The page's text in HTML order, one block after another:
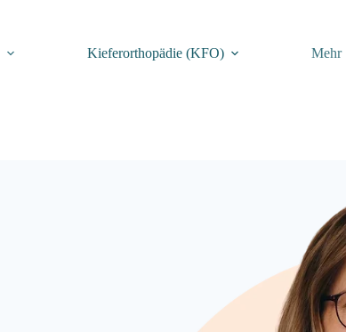
Kiefer­orthopädie (KFO) Mehr